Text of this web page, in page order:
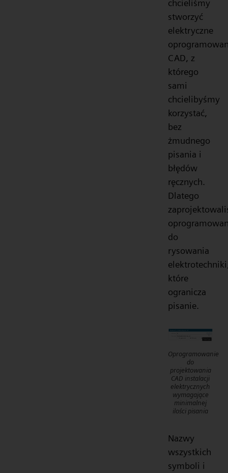
chcieliśmy
stworzyć
elektryczne
CAD, z
którego
sami
chcielibyśmy
korzystać,
bez
żmudnego
pisania i
błędów
ręcznych.
Dlatego
do
rysowania
które
ogranicza
pisanie.
Oprogramowanie
do
projektowania
CAD instalacji
elektrycznych
wymagające
minimalnej
ilości pisania
Nazwy
wszystkich
symboli i